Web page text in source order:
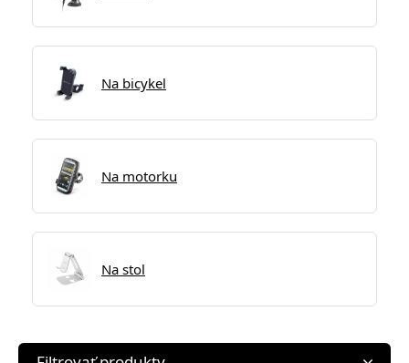
Na bicykel
Na motorku
Na stol